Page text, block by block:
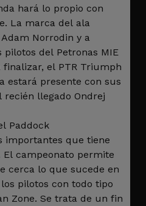
hará lo propio con
La marca del ala
Norrodin y a
pilotos del Petronas MIE
finalizar, el PTR Triumph
estará presente con sus
llegado Ondrej
Paddock
importantes que tiene
El campeonato permite
cerca lo que sucede en
pilotos con todo tipo
Zone. Se trata de un fin